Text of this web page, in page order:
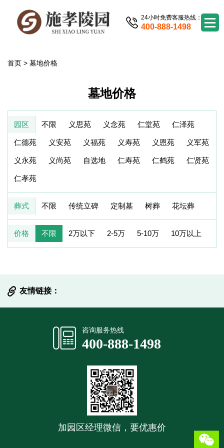
24小时免费客服热线：
400-888-1498
首页 > 墓地价格
墓地价格
园区 不限 义思苑 义念苑 仁堂苑 仁泽苑
仁德苑 义安苑 义福苑 义寿苑 义恩苑 义军苑
义永苑 义尚苑 自选地 仁寿苑 仁鹤苑 仁贤苑
仁孝苑
葬式 不限 传统立碑 定制墓 树葬 花坛葬
价格 不限 2万以下 2-5万 5-10万 10万以上
友情链接：
咨询服务热线
400-888-1498
加园区经理微信，要优惠价